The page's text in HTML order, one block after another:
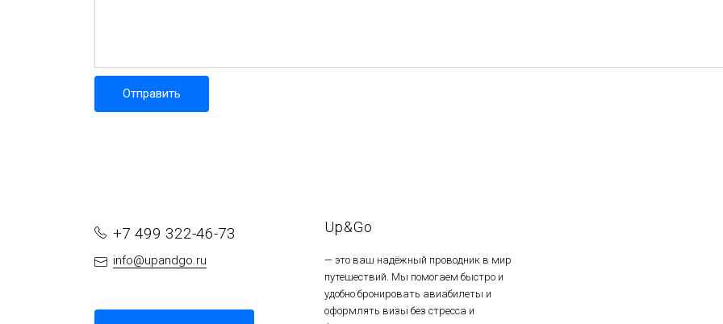
Отправить
+7 499 322-46-73
info@upandgo.ru
Up&Go
— это ваш надёжный проводник в мир
путешествий. Мы помогаем быстро и
удобно бронировать авиабилеты и
оформлять визы без стресса и